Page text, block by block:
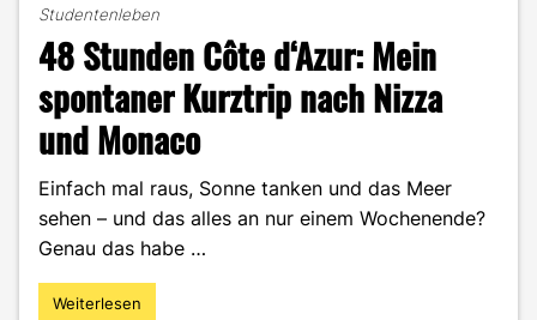
Studentenleben
48 Stunden Côte d‘Azur: Mein
spontaner Kurztrip nach Nizza
und Monaco
Einfach mal raus, Sonne tanken und das Meer
sehen – und das alles an nur einem Wochenende?
Genau das habe …
"48
Weiterlesen